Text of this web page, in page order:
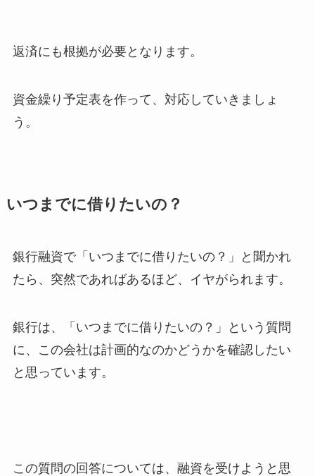
返済にも根拠が必要となります。
資金繰り予定表を作って、対応していきましょ
う。
いつまでに借りたいの？
銀行融資で「いつまでに借りたいの？」と聞かれ
たら、突然であればあるほど、イヤがられます。
銀行は、「いつまでに借りたいの？」という質問
に、この会社は計画的なのかどうかを確認したい
と思っています。
この質問の回答については、融資を受けようと思